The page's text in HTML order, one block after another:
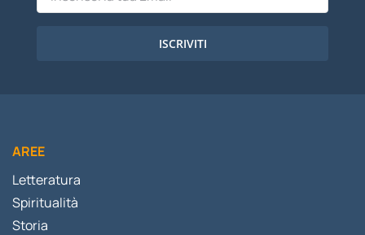
ISCRIVITI
AREE
Letteratura
Spiritualità
Storia